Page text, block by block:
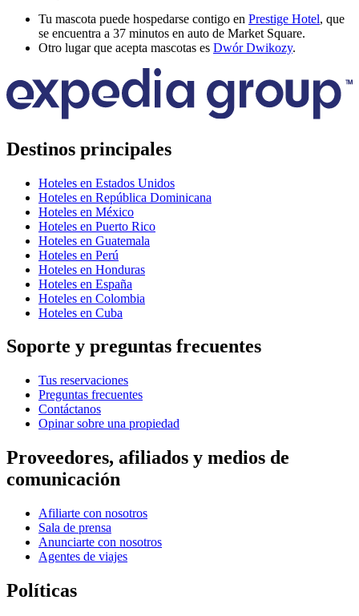
Tu mascota puede hospedarse contigo en Prestige Hotel, que
se encuentra a 37 minutos en auto de Market Square.
Otro lugar que acepta mascotas es Dwór Dwikozy.
Destinos principales
Hoteles en Estados Unidos
Hoteles en República Dominicana
Hoteles en México
Hoteles en Puerto Rico
Hoteles en Guatemala
Hoteles en Perú
Hoteles en Honduras
Hoteles en España
Hoteles en Colombia
Hoteles en Cuba
Soporte y preguntas frecuentes
Tus reservaciones
Preguntas frecuentes
Contáctanos
Opinar sobre una propiedad
Proveedores, afiliados y medios de
comunicación
Afiliarte con nosotros
Sala de prensa
Anunciarte con nosotros
Agentes de viajes
Políticas